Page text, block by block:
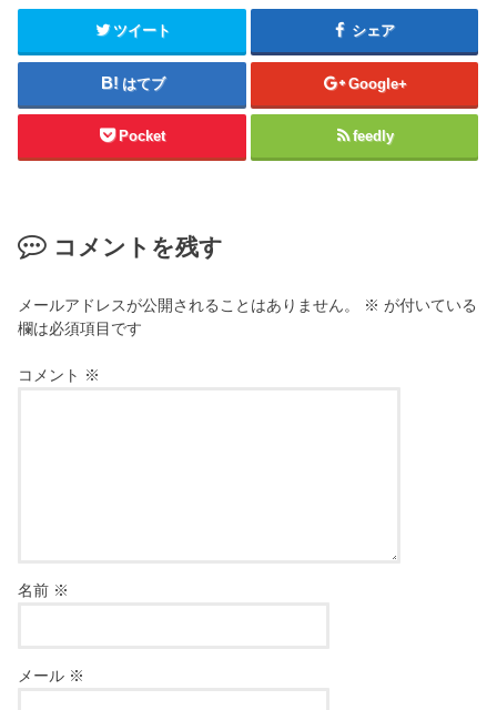
ツイート シェア
はてブ Google+
Pocket feedly
コメントを残す
メールアドレスが公開されることはありません。 ※ が付いている
欄は必須項目です
コメント ※
名前 ※
メール ※